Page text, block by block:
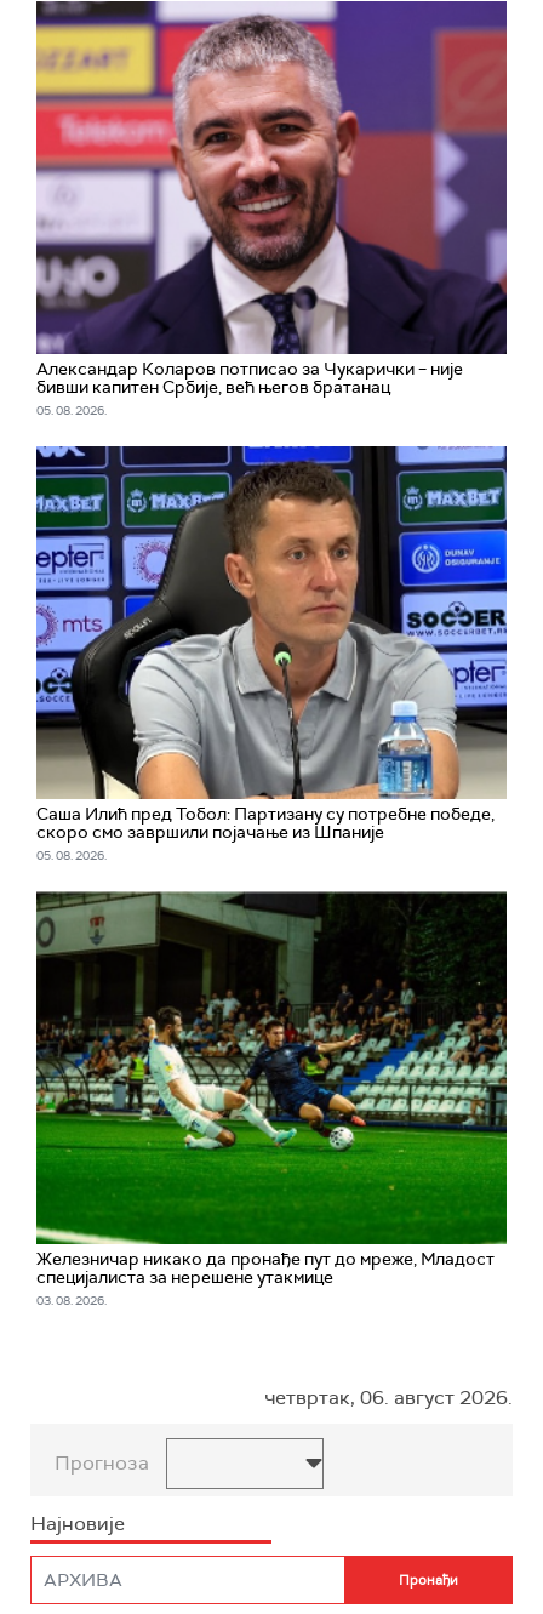
Александар Коларов потписао за Чукарички – није
бивши капитен Србије, већ његов братанац
05. 08. 2026.
Саша Илић пред Тобол: Партизану су потребне победе,
скоро смо завршили појачање из Шпаније
05. 08. 2026.
Железничар никако да пронађе пут до мреже, Младост
специјалиста за нерешене утакмице
03. 08. 2026.
четвртак, 06. август 2026.
Прогноза
Најновије